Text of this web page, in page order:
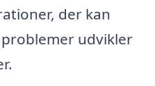
der kan
udvikler